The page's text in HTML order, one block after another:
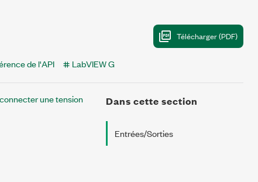
de l'API LabVIEW G
connecter une tension
Dans cette section
Entrées/Sorties